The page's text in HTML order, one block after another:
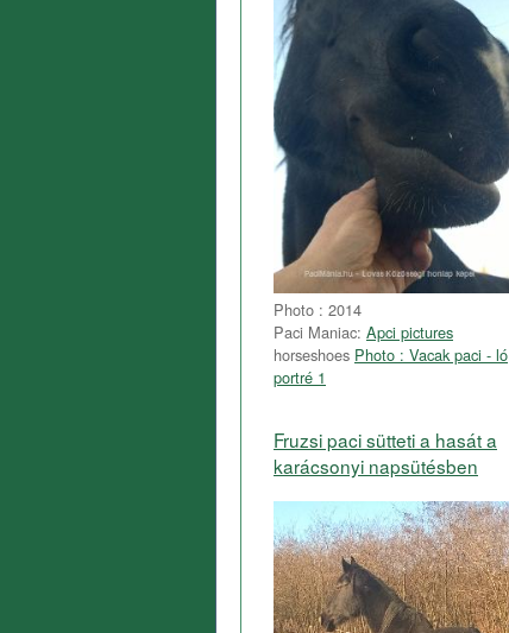
Photo : 2014
Paci Maniac: Apci pictures
horseshoes Photo : Vacak paci - ló
portré 1
Fruzsi paci sütteti a hasát a
karácsonyi napsütésben